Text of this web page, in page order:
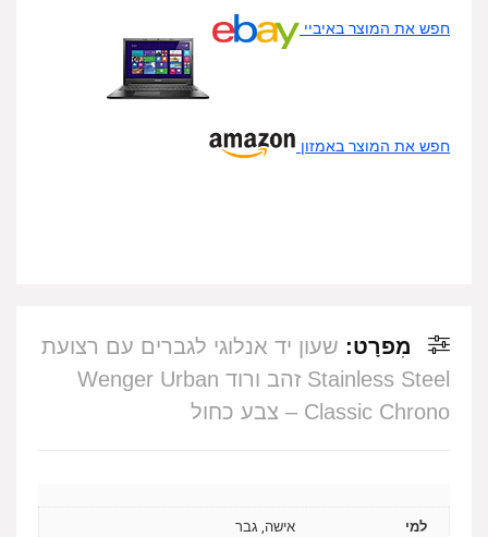
חפש את המוצר באיביי
חפש את המוצר באמזון
מִפרָט: שעון יד אנלוגי לגברים עם רצועת
Stainless Steel זהב ורוד Wenger Urban
Classic Chrono – צבע כחול
למי אישה, גבר